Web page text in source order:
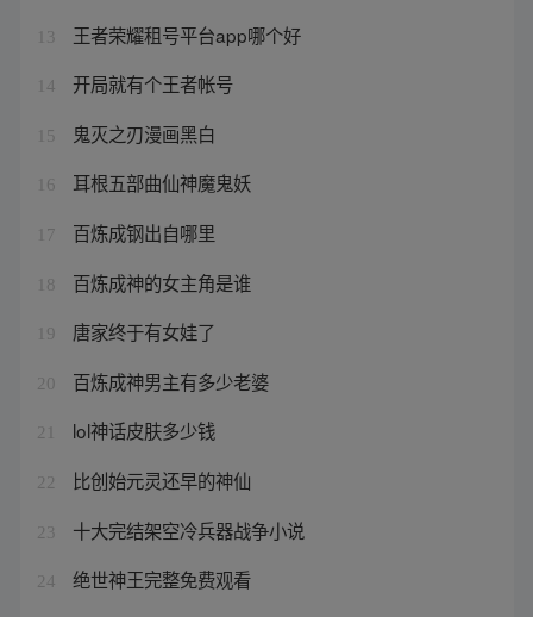
13 王者荣耀租号平台app哪个好
14 开局就有个王者帐号
15 鬼灭之刃漫画黑白
16 耳根五部曲仙神魔鬼妖
17 百炼成钢出自哪里
18 百炼成神的女主角是谁
19 唐家终于有女娃了
20 百炼成神男主有多少老婆
21 lol神话皮肤多少钱
22 比创始元灵还早的神仙
23 十大完结架空冷兵器战争小说
24
绝世神王完整免费观看